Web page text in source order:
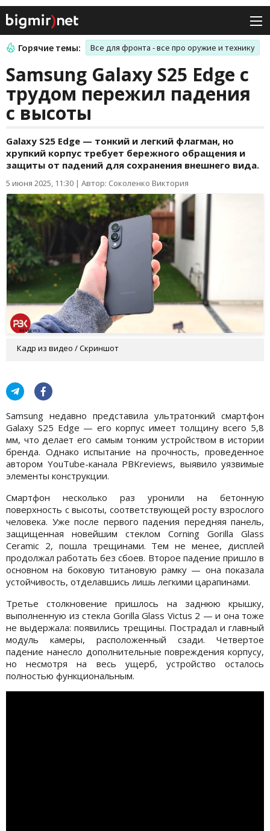
Горячие темы: Все для фронта - все про оружие и технику
Samsung Galaxy S25 Edge с
трудом пережил падения
с высоты
Galaxy S25 Edge — тонкий и легкий флагман, но
хрупкий корпус требует бережного обращения и
защиты от падений для сохранения внешнего вида.
5 июня 2025, 11:30 | Автор: Соколенко Виктория
Кадр из видео / Скриншот
Samsung недавно представила ультратонкий смартфон
Galaxy S25 Edge — его корпус имеет толщину всего 5,8
мм, что делает его самым тонким устройством в истории
бренда. Однако испытание на прочность, проведенное
автором YouTube-канала PBKreviews, выявило уязвимые
элементы конструкции.
Смартфон несколько раз уронили на бетонную
поверхность с высоты, соответствующей росту взрослого
человека. Уже после первого падения передняя панель,
защищенная новейшим стеклом Corning Gorilla Glass
Ceramic 2, пошла трещинами. Тем не менее, дисплей
продолжал работать без сбоев. Второе падение пришло в
основном на боковую титановую рамку — она показала
устойчивость, отделавшись лишь легкими царапинами.
Третье столкновение пришлось на заднюю крышку,
выполненную из стекла Gorilla Glass Victus 2 — и она тоже
не выдержала: появились трещины. Пострадал и главный
модуль камеры, расположенный сзади. Четвертое
падение нанесло дополнительные повреждения корпусу,
но несмотря на весь ущерб, устройство осталось
полностью функциональным.